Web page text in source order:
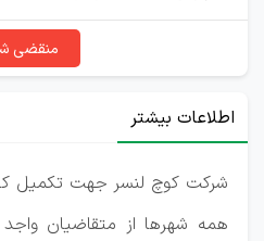
منقضی
اطلاعات بیشتر
شرکت کوچ لنسر جهت تکمیل
همه شهرها از متقاضیان